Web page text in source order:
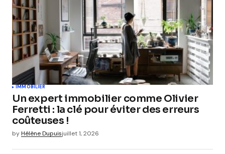
IMMOBILIER
Un expert immobilier comme Olivier
Ferretti : la clé pour éviter des erreurs
coûteuses !
byHélène Dupuisjuillet 1, 2026